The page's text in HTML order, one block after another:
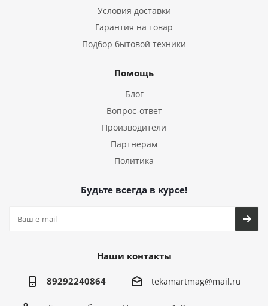
Условия доставки
Гарантия на товар
Подбор бытовой техники
Помощь
Блог
Вопрос-ответ
Производители
Партнерам
Политика
Будьте всегда в курсе!
Наши контакты
89292240864 tekamartmag@mail.ru